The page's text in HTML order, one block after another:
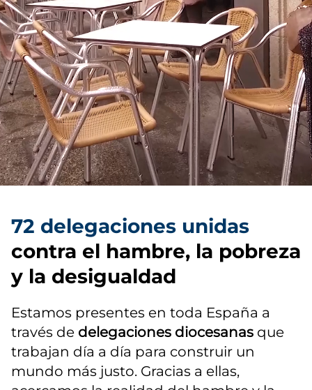
72 delegaciones unidas
contra el hambre, la pobreza
y la desigualdad
Estamos presentes en toda España a
través de delegaciones diocesanas que
trabajan día a día para construir un
mundo más justo. Gracias a ellas,